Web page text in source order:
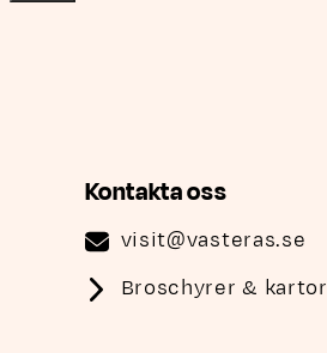
Kontakta oss
visit@vasteras.se
Broschyrer & kartor